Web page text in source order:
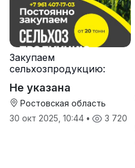
Закупаем
сельхозпродукцию:
подсолнечник
Не указана
Ростовская область
30 окт 2025, 10:44 • 3 720